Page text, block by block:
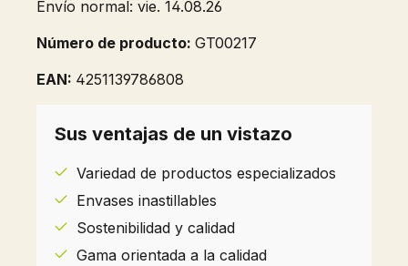
Envío normal: vie. 14.08.26
Número de producto: GT00217
EAN: 4251139786808
Sus ventajas de un vistazo
Variedad de productos especializados
Envases inastillables
Sostenibilidad y calidad
Gama orientada a la calidad